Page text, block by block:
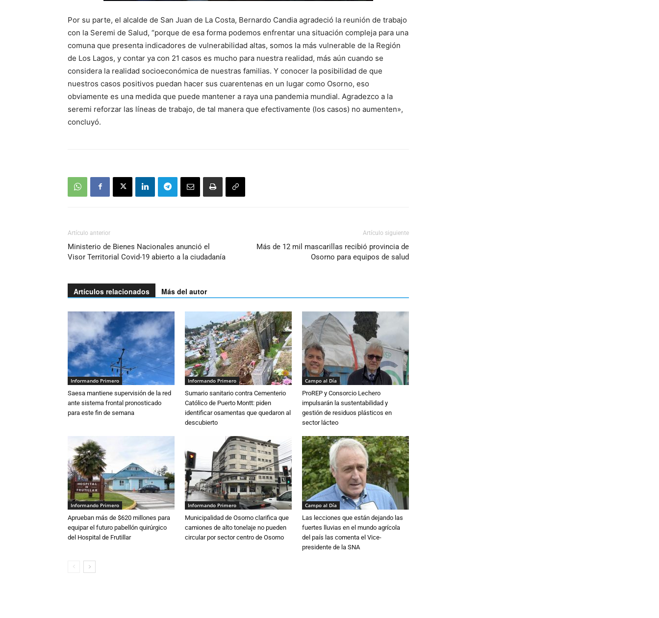
Por su parte, el alcalde de San Juan de La Costa, Bernardo Candia agradeció la reunión de trabajo
con la Seremi de Salud, “porque de esa forma podemos enfrentar una situación compleja para una
comuna que presenta indicadores de vulnerabilidad altas, somos la más vulnerable de la Región
de Los Lagos, y contar ya con 21 casos es mucho para nuestra realidad, más aún cuando se
considera la realidad socioeconómica de nuestras familias. Y conocer la posibilidad de que
nuestros casos positivos puedan hacer sus cuarentenas en un lugar como Osorno, eso
obviamente es una medida que puede mantener a raya una pandemia mundial. Agradezco a la
seremi reforzar las líneas de trabajo, de tal manera que efectivamente (los casos) no aumenten»,
concluyó.
Artículo anterior
Ministerio de Bienes Nacionales anunció el
Visor Territorial Covid-19 abierto a la ciudadanía
Artículo siguiente
Más de 12 mil mascarillas recibió provincia de
Osorno para equipos de salud
Artículos relacionados Más del autor
Informando Primero
Saesa mantiene supervisión de la red
ante sistema frontal pronosticado
para este fin de semana
Informando Primero
Sumario sanitario contra Cementerio
Católico de Puerto Montt: piden
identificar osamentas que quedaron al
descubierto
Campo al Día
ProREP y Consorcio Lechero
impulsarán la sustentabilidad y
gestión de residuos plásticos en
sector lácteo
Informando Primero
Aprueban más de $620 millones para
equipar el futuro pabellón quirúrgico
del Hospital de Frutillar
Informando Primero
Municipalidad de Osorno clarifica que
camiones de alto tonelaje no pueden
circular por sector centro de Osorno
Campo al Día
Las lecciones que están dejando las
fuertes lluvias en el mundo agrícola
del país las comenta el Vice-
presidente de la SNA